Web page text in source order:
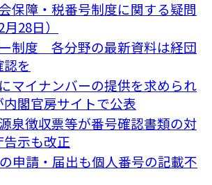
保障・税番号制度に関する疑問
28日）
制度 各分野の最新資料は経団
を
マイナンバーの提供を求められ
閣官房サイトで公表
泉徴収票等が番号確認書類の対
示も改正
申請・届出も個人番号の記載不